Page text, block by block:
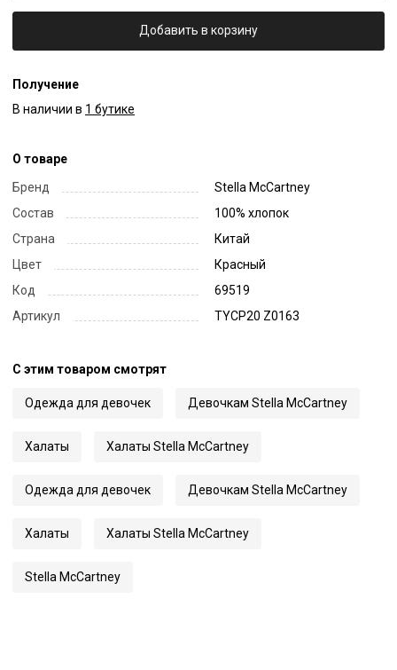
Добавить в корзину
Получение
В наличии в 1 бутике
О товаре
Бренд
Stella McCartney
Состав
100% хлопок
Страна
Китай
Цвет
Красный
Код
69519
Артикул
TYCP20 Z0163
С этим товаром смотрят
Одежда для девочек Девочкам Stella McCartney
Халаты Халаты Stella McCartney
Одежда для девочек Девочкам Stella McCartney
Халаты Халаты Stella McCartney
Stella McCartney